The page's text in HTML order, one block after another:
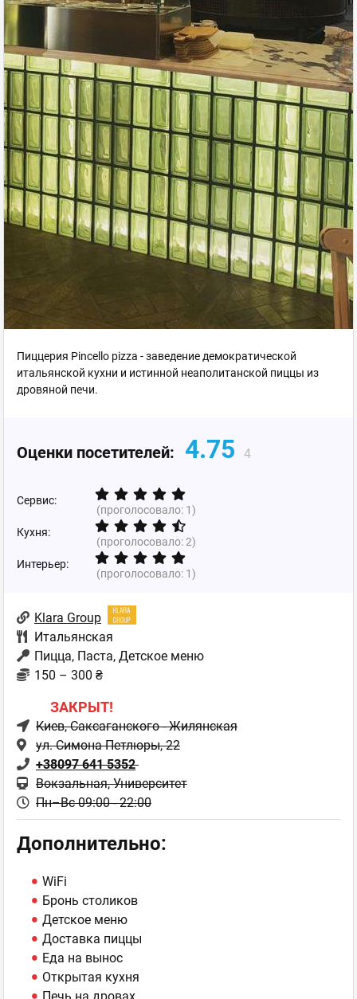
Пиццерия Pincello pizza - заведение демократической
итальянской кухни и истинной неаполитанской пиццы из
дровяной печи.
Оценки посетителей: 4.75 4
Сервис:
(проголосовало: 1)
Кухня:
(проголосовало:2)
Интерьер:
(проголосовало: 1)
Klara Group
Итальянская
Пицца, Паста, Детское меню
150 – 300 ₴
ЗАКРЫТ!
Киев, Саксаганского - Жилянская
ул. Симона Петлюры, 22
+38097 641 5352
Вокзальная, Университет
Пн–Вс 09:00 - 22:00
Дополнительно:
WiFi
Бронь столиков
Детское меню
Доставка пиццы
Еда на вынос
Открытая кухня